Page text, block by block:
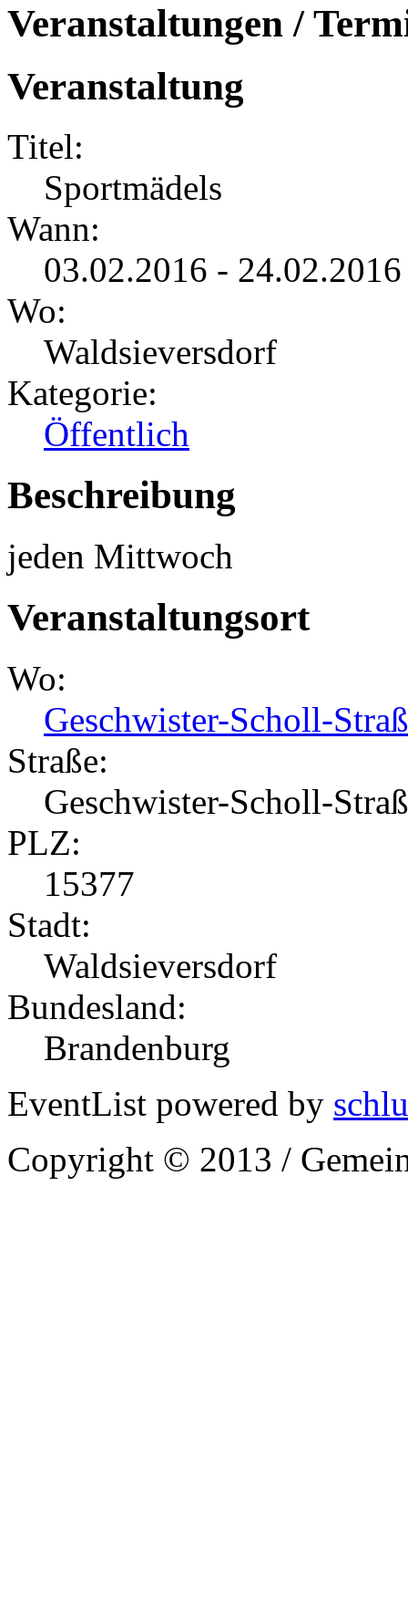
Veranstaltungen /
Veranstaltung
Titel:
Sportmädels
Wann:
03.02.2016 -
Wo:
Waldsieversdorf
Kategorie:
Öffentlich
Beschreibung
jeden Mittwoch
Veranstaltungsort
Wo:
Geschwister-Scholl-
Straße:
Geschwister-Scholl-
PLZ:
15377
Stadt:
Waldsieversdorf
Bundesland:
Brandenburg
EventList powered by
Copyright © 2013 /